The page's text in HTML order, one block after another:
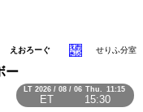
LT 2026 / 08 / 06 Thu. 11:15
ET 15:30
えおろーぐ せりふ分室
ー